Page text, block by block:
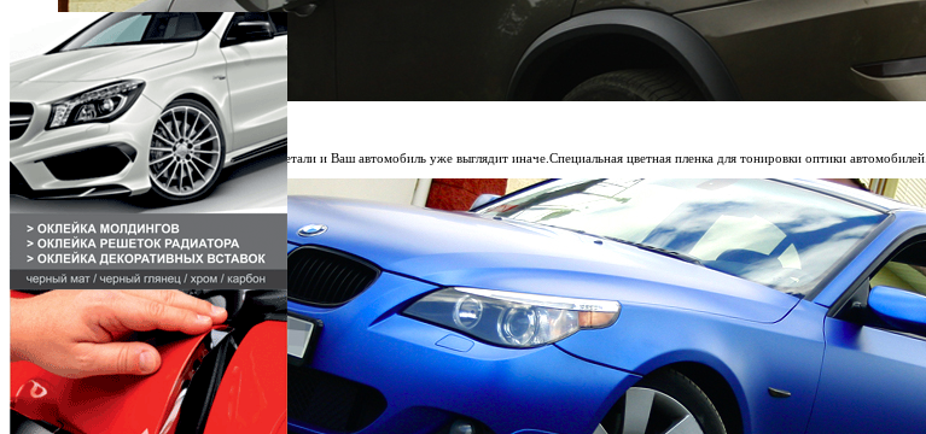
Тонировка фар и фонарей.
Иногда достаточно одной маленькой детали и Ваш автомобиль уже выглядит иначе.Специальная цветная пленка для тонировки оптики автомобилей.